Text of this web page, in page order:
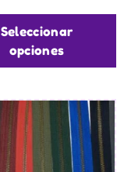
Seleccionar
opciones